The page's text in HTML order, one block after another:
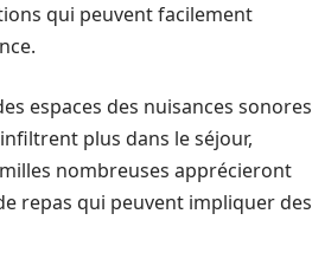
qui peuvent facilement
espaces des nuisances sonores
plus dans le séjour,
nombreuses apprécieront
repas qui peuvent impliquer des